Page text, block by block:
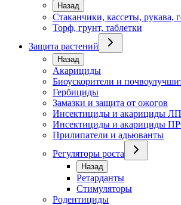
Назад
Стаканчики, кассеты, рукава,
Торф, грунт, таблетки
Защита растений
Назад
Акарициды
Биоускорители и
Гербициды
Замазки и защита от ожогов
Инсектициды и акарициды
Инсектициды и акарициды
Прилипатели и адьюванты
Регуляторы роста
Назад
Ретарданты
Стимуляторы
Родентициды